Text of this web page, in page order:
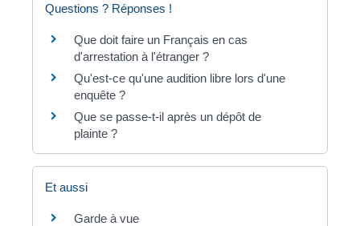
Questions ? Réponses !
Que doit faire un Français en cas
d'arrestation à l'étranger ?
Qu'est-ce qu'une audition libre lors d'une
enquête ?
Que se passe-t-il après un dépôt de
plainte ?
Et aussi
Garde à vue